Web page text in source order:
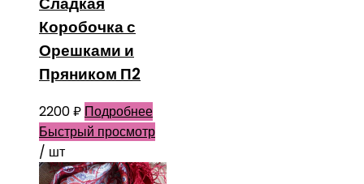
Коробочка с
Орешками и
Пряником П2
2200₽ Подробнее
Быстрый просмотр
/ шт